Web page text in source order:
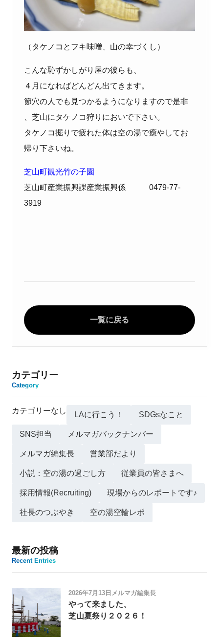
（タケノコとフキ味噌、山の幸づくし）
こんな恥ずかしがり屋の彼らも、
４月になればどんどん出てきます。
節穴の人でも見つかるようになりますので是非
、芝山にタケノコ狩りにおいで下さい。
タケノコ掘りで疲れた体は空の湯で癒やしてお
帰り下さいね。
芝山町観光竹の子園
芝山町産業振興課産業振興係 0479-77-
3919
一覧に戻る
カテゴリー
Category
カテゴリーなし LAに行こう！ SDGsなこと
SNS担当 メルマガバックナンバー
メルマガ編集長 営業部だより
小説：空の湯の過ごし方 従業員の皆さまへ
採用情報(Recruiting) 現場からのレポートです♪
社長のつぶやき 空の湯空輪レポ
最新の投稿
Recent Entries
2026年7月13日 メルマガ編集長
やって来ました、
芝山夏祭り２０２６！